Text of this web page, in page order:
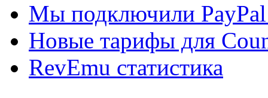
Мы подключили PayPal
Новые тарифы для
RevEmu статистика